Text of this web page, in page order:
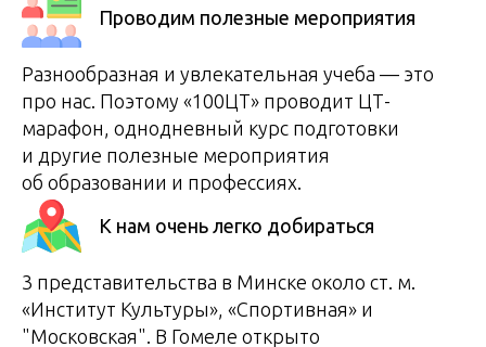
Проводим полезные мероприятия
Разнообразная и увлекательная учеба — это
про нас. Поэтому «100ЦТ» проводит ЦТ-
марафон, однодневный курс подготовки
и другие полезные мероприятия
об образовании и профессиях.
К нам очень легко добираться
3 представительства в Минске около ст. м.
«Институт Культуры», «Спортивная» и
"Московская". В Гомеле открыто